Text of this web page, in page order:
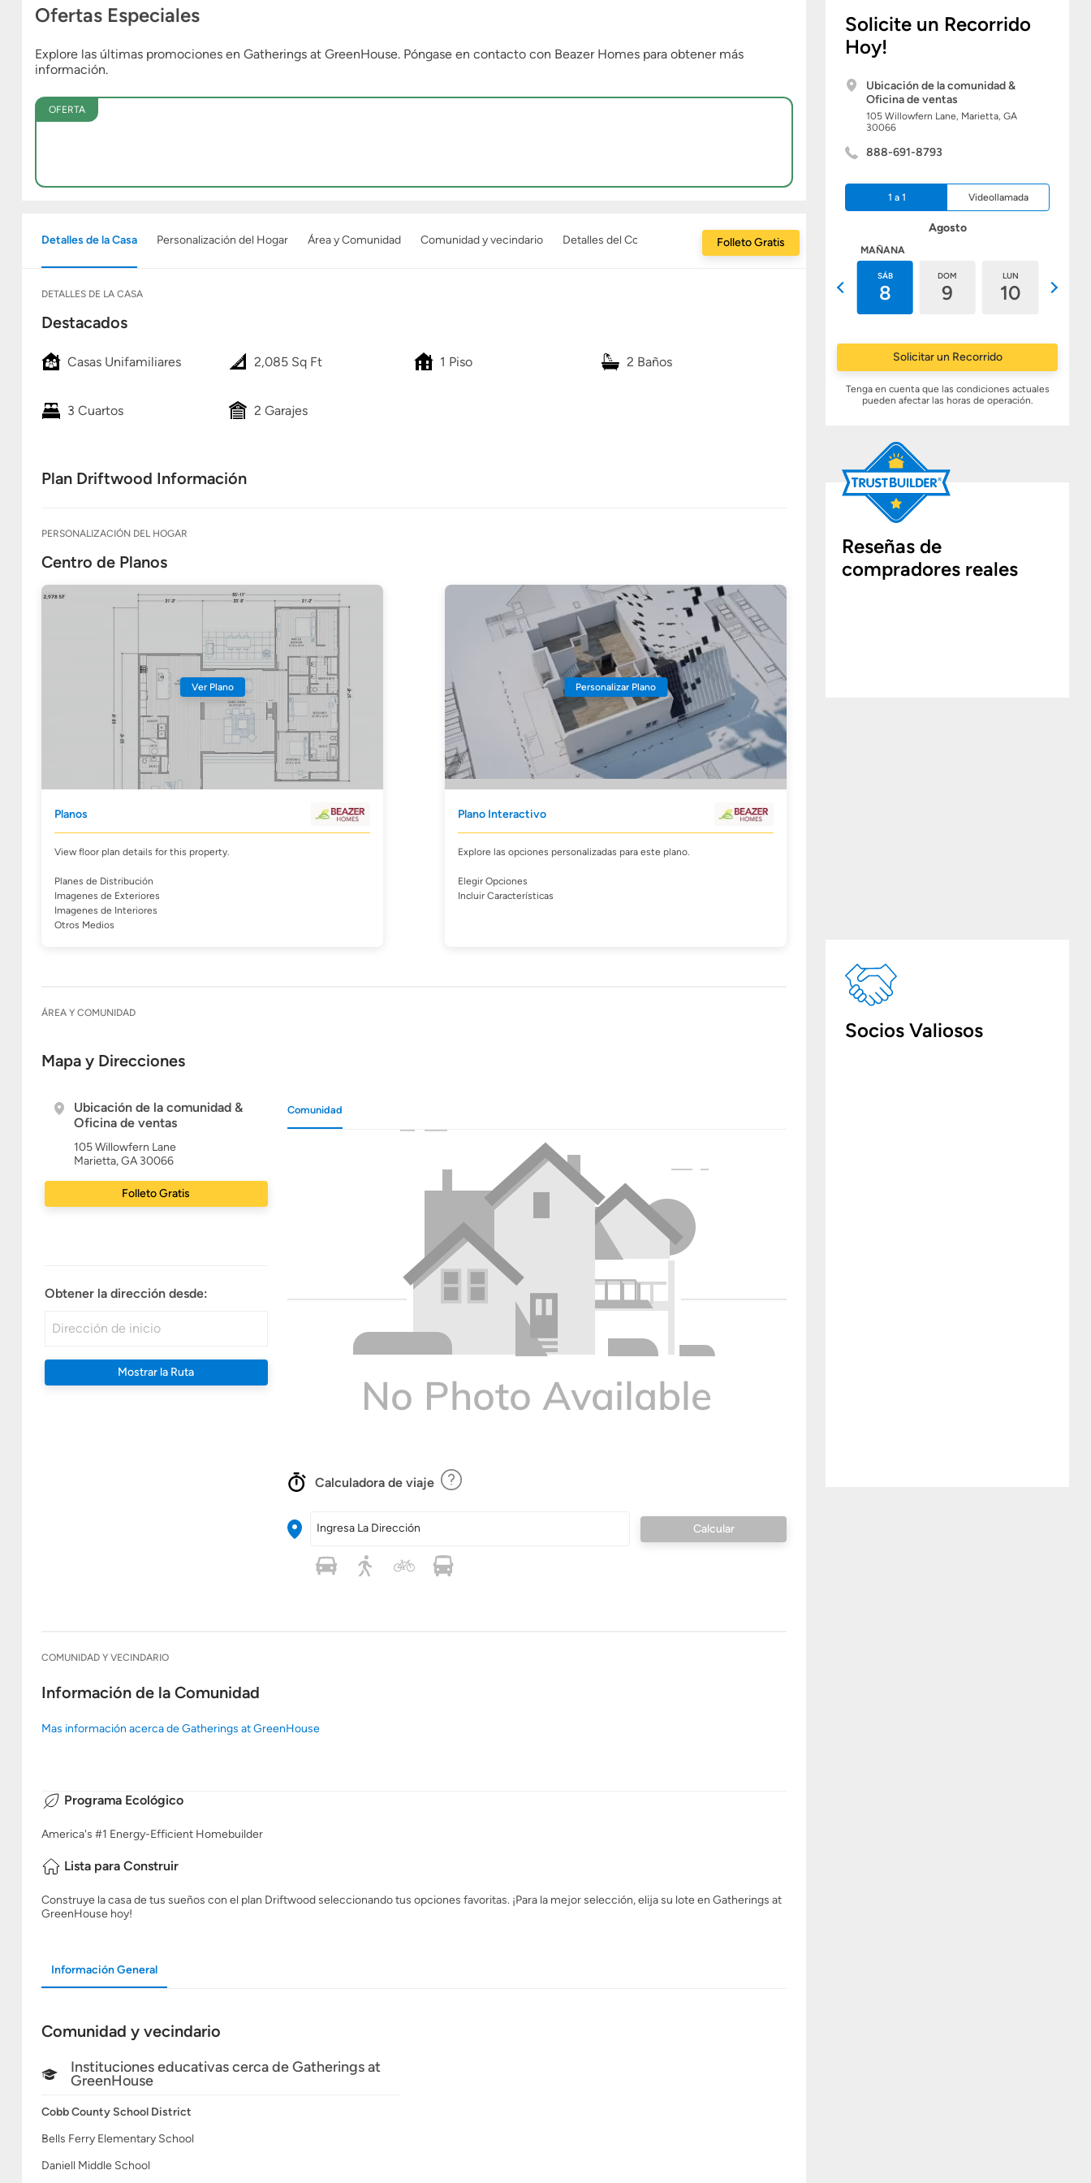
Solicite un Recorrido
Hoy!
Ubicación de la comunidad &
Oficina de ventas
105 Willowfern Lane, Marietta, GA
30066
888-691-8793
1 a 1 Videollamada
Agosto
MAÑANA
SÁB
8
DOM
9
LUN
10
Solicitar un Recorrido
Tenga en cuenta que las condiciones actuales
pueden afectar las horas de operación.
Reseñas de
compradores reales
Socios Valiosos
Ofertas Especiales
Explore las últimas promociones en Gatherings at GreenHouse. Póngase en contacto con Beazer Homes para obtener más
información.
OFERTA
Detalles de la Casa Personalización del Hogar Área y Comunidad Comunidad y vecindario Detalles del Constructor Folleto Gratis
DETALLES DE LA CASA
Destacados
Casas Unifamiliares 2,085 Sq Ft 1 Piso 2 Baños
3 Cuartos 2 Garajes
Plan Driftwood Información
PERSONALIZACIÓN DEL HOGAR
Centro de Planos
Ver Plano
Planos
View floor plan details for this property.
Planes de Distribución
Imagenes de Exteriores
Imagenes de Interiores
Otros Medios
Personalizar Plano
Plano Interactivo
Explore las opciones personalizadas para este plano.
Elegir Opciones
Incluir Características
ÁREA Y COMUNIDAD
Mapa y Direcciones
Ubicación de la comunidad &
Oficina de ventas
105 Willowfern Lane
Marietta, GA 30066
Folleto Gratis
Obtener la dirección desde:
Mostrar la Ruta
Comunidad
Calculadora de viaje
Ingresa La Dirección
COMUNIDAD Y VECINDARIO
Información de la Comunidad
Mas información acerca de Gatherings at GreenHouse
Programa Ecológico
America's #1 Energy-Efficient Homebuilder
Lista para Construir
Construye la casa de tus sueños con el plan Driftwood seleccionando tus opciones favoritas. ¡Para la mejor selección, elija su lote en Gatherings at
GreenHouse hoy!
Información General
Comunidad y vecindario
Instituciones educativas cerca de Gatherings at
GreenHouse
Cobb County School District
Bells Ferry Elementary School
Daniell Middle School